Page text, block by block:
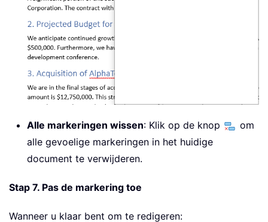
Alle markeringen wissen: Klik op de knop
om
alle gevoelige markeringen in het huidige
document te verwijderen.
Stap 7. Pas de markering toe
Wanneer u klaar bent om te redigeren: